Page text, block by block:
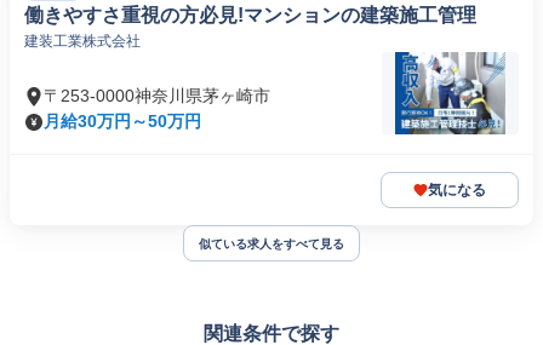
働きやすさ重視の方必見!マンションの建築施工管理
建装工業株式会社
〒253-0000神奈川県茅ヶ崎市
月給30万円～50万円
気になる
似ている求人をすべて見る
関連条件で探す